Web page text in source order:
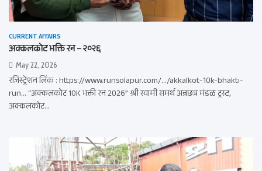
CURRENT AFFAIRS
अक्कलकोट भक्ति रन – २०२६
May 22, 2026
रजिस्ट्रेशन लिंक : https://www.runsolapur.com/…/akkalkot-10k-bhakti-
run… “अक्कलकोट 10K भक्ती रन 2026” श्री स्वामी समर्थ अन्नछत्र मंडळ ट्रस्ट,
अक्कलकोट…